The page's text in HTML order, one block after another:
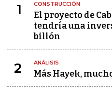
1 CONSTRUCCIÓN
El proyecto de
tendría una
billón
2 ANÁLISIS
Más Hayek,